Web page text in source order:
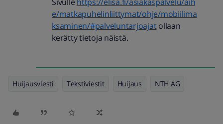
e/matkapuhelinliittymat/ohje/mobiilima
ksaminen/#palveluntarjoajatollaan
kerätty tietoja näistä.
Huijausviesti Tekstiviestit Huijaus NTH AG